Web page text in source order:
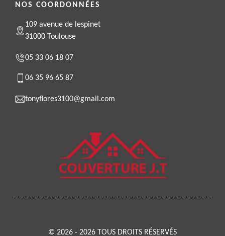
NOS COORDONNÉES
109 avenue de lespinet
31000 Toulouse
05 33 06 18 07
06 35 96 65 87
tonyflores3100@gmail.com
© 2026 - 2026 TOUS DROITS RÉSERVÉS